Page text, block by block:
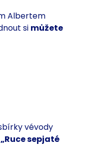
Albertem
si můžete
vévody
„Ruce sepjaté